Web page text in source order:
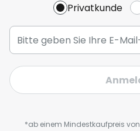
Privatkunde
*ab einem Mindestkaufpreis von